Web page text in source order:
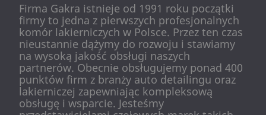
Firma Gakra istnieje od 1991 roku początki
firmy to jedna z pierwszych profesjonalnych
komór lakierniczych w Polsce. Przez ten czas
nieustannie dążymy do rozwoju i stawiamy
na wysoką jakość obsługi naszych
partnerów. Obecnie obsługujemy ponad 400
punktów firm z branży auto detailingu oraz
lakierniczej zapewniając kompleksową
obsługę i wsparcie. Jesteśmy